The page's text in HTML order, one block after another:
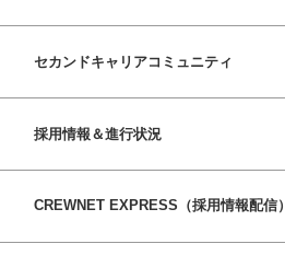
セカンドキャリアコミュニティ
採用情報＆進行状況
CREWNET EXPRESS（採用情報配信）